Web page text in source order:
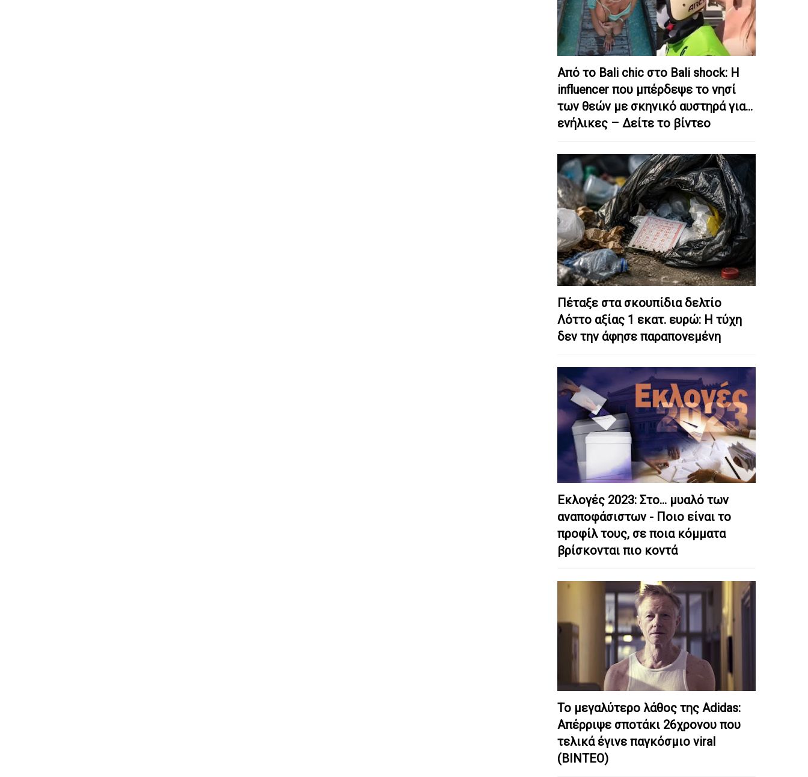
Από το Bali chic στο Bali shock: Η
influencer που μπέρδεψε το νησί
των θεών με σκηνικό αυστηρά για…
ενήλικες – Δείτε το βίντεο
Πέταξε στα σκουπίδια δελτίο
Λόττο αξίας 1 εκατ. ευρώ: Η τύχη
δεν την άφησε παραπονεμένη
Εκλογές 2023: Στο… μυαλό των
αναποφάσιστων - Ποιο είναι το
προφίλ τους, σε ποια κόμματα
βρίσκονται πιο κοντά
Το μεγαλύτερο λάθος της Adidas:
Απέρριψε σποτάκι 26χρονου που
τελικά έγινε παγκόσμιο viral
(ΒΙΝΤΕΟ)